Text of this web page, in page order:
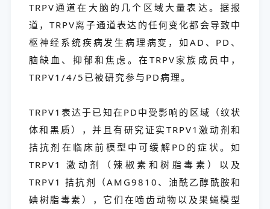
TRPV通道在大脑的几个区域大量表达。据报
道，TRPV离子通道表达的任何变化都会导致中
枢神经系统疾病发生病理病变，如AD、PD、
脑缺血、抑郁和焦虑。在TRPV家族成员中，
TRPV1/4/5已被研究参与PD病理。
TRPV1表达于已知在PD中受影响的区域（纹状
体和黑质），并且有研究证实TRPV1激动剂和
拮抗剂在临床前模型中可缓解PD的症状。如
TRPV1 激动剂（辣椒素和树脂毒素）以及
TRPV1 拮抗剂（AMG9810、油酰乙醇酰胺和
碘树脂毒素），它们在啮齿动物以及果蝇模型